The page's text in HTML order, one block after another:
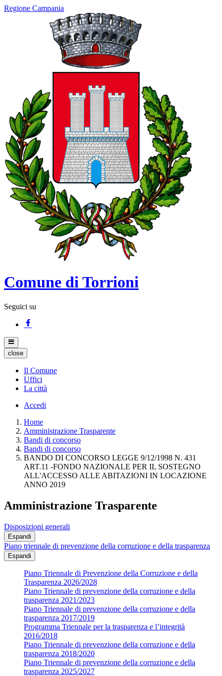
Regione Campania
Comune di Torrioni
Seguici su
close
Il Comune
Uffici
La città
Accedi
Home
Amministrazione Trasparente
Bandi di concorso
Bandi di concorso
BANDO DI CONCORSO LEGGE 9/12/1998 N. 431
ART.11 -FONDO NAZIONALE PER IL SOSTEGNO
ALL'ACCESSO ALLE ABITAZIONI IN LOCAZIONE
ANNO 2019
Amministrazione Trasparente
Disposizioni generali
Espandi
Piano triennale di prevenzione della corruzione e della trasparenza
Espandi
Piano Triennale di Prevenzione della Corruzione e della
Trasparenza 2026/2028
Piano Triennale di prevenzione della corruzione e della
trasparenza 2021/2023
Piano Triennale di prevenzione della corruzione e della
trasparenza 2017/2019
Programma Triennale per la trasparenza e l’integrità
2016/2018
Piano Triennale di prevenzione della corruzione e della
trasparenza 2018/2020
Piano Triennale di prevenzione della corruzione e della
trasparenza 2025/2027